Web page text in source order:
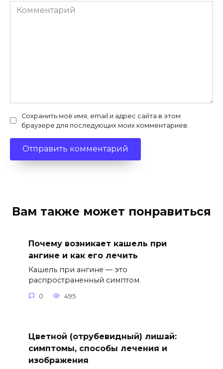
Комментарий
Сохранить моё имя, email и адрес сайта в этом
браузере для последующих моих комментариев.
Вам также может понравиться
Почему возникает кашель при
ангине и как его лечить
Кашель при ангине — это
распространенный симптом.
0 495
Цветной (отрубевидный) лишай:
симптомы, способы лечения и
изображения